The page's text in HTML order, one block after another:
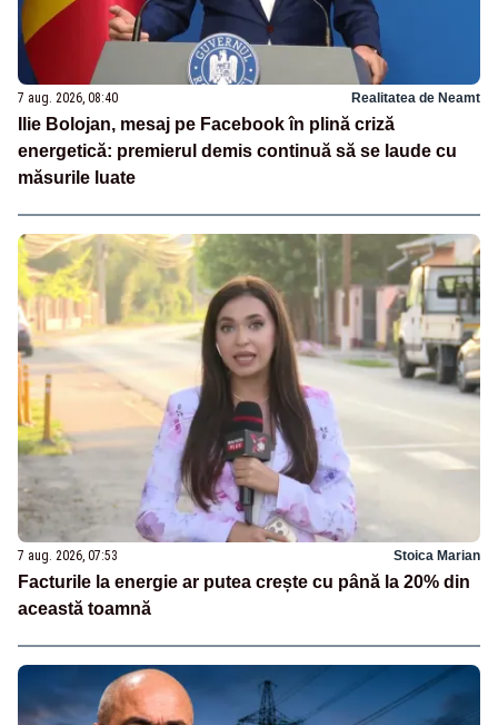
7 aug. 2026, 08:40 Realitatea de Neamt
Ilie Bolojan, mesaj pe Facebook în plină criză
energetică: premierul demis continuă să se laude cu
măsurile luate
7 aug. 2026, 07:53 Stoica Marian
Facturile la energie ar putea crește cu până la 20% din
această toamnă